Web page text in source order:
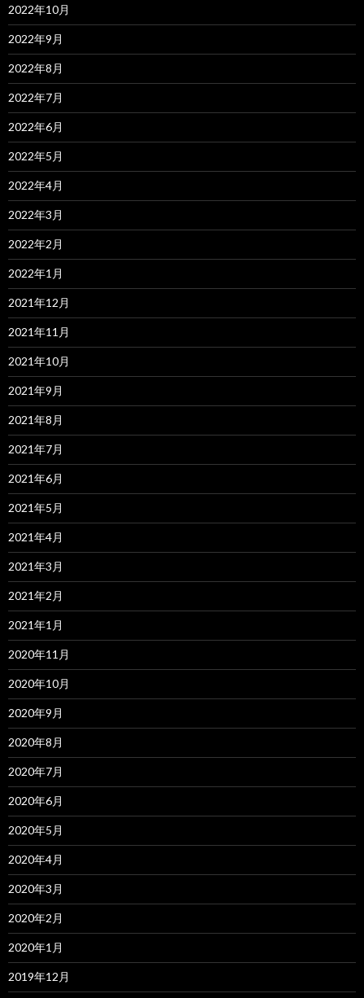
2022年10月
2022年9月
2022年8月
2022年7月
2022年6月
2022年5月
2022年4月
2022年3月
2022年2月
2022年1月
2021年12月
2021年11月
2021年10月
2021年9月
2021年8月
2021年7月
2021年6月
2021年5月
2021年4月
2021年3月
2021年2月
2021年1月
2020年11月
2020年10月
2020年9月
2020年8月
2020年7月
2020年6月
2020年5月
2020年4月
2020年3月
2020年2月
2020年1月
2019年12月